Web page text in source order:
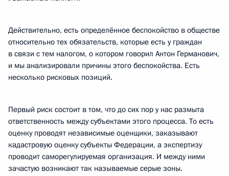
Действительно, есть определённое беспокойство в обществе
относительно тех обязательств, которые есть у граждан
в связи с тем налогом, о котором говорил Антон Германович,
и мы анализировали причины этого беспокойства. Есть
несколько рисковых позиций.
Первый риск состоит в том, что до сих пор у нас размыта
ответственность между субъектами этого процесса. То есть
оценку проводят независимые оценщики, заказывают
кадастровую оценку субъекты Федерации, а экспертизу
проводит саморегулируемая организация. И между ними
зачастую возникают так называемые серые зоны.